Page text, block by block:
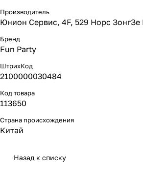
Производитель
Юнион Сервис, 4F, 529 Норс ЗонгЗе
Бренд
Fun Party
ШтрихКод
2100000030484
Код товара
113650
Страна происхождения
Китай
Назад к списку